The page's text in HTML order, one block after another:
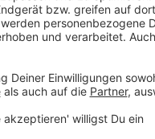
Anzeige
Weitere Infos und